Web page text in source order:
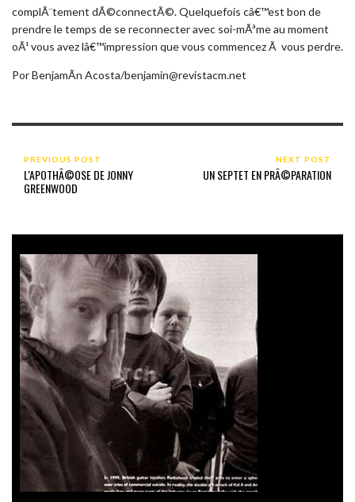
complÃ¨tement dÃ©connectÃ©. Quelquefois câ€™est bon de
prendre le temps de se reconnecter avec soi-mÃªme au moment
oÃ¹ vous avez lâ€™impression que vous commencez Ã vous perdre.
Por BenjamÃ­n Acosta/benjamin@revistacm.net
PREVIOUS POST
L'APOTHÃ©OSE DE JONNY
GREENWOOD
NEXT POST
UN SEPTET EN PRÃ©PARATION